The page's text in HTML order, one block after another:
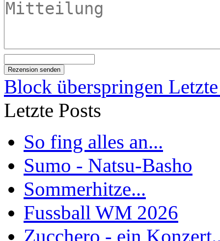
Block überspringen
Letzte Posts
So fing alles an...
Sumo - Natsu-Basho
Sommerhitze...
Fussball WM 2026
Zucchero - ein